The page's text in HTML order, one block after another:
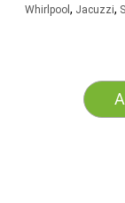
Whirlpool , Jacuzzi,